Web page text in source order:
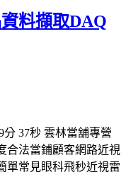
料擷取DAQ
分 37秒 雲林當舖專營
合法當鋪顧客網路近視
單常見眼科飛秒近視雷